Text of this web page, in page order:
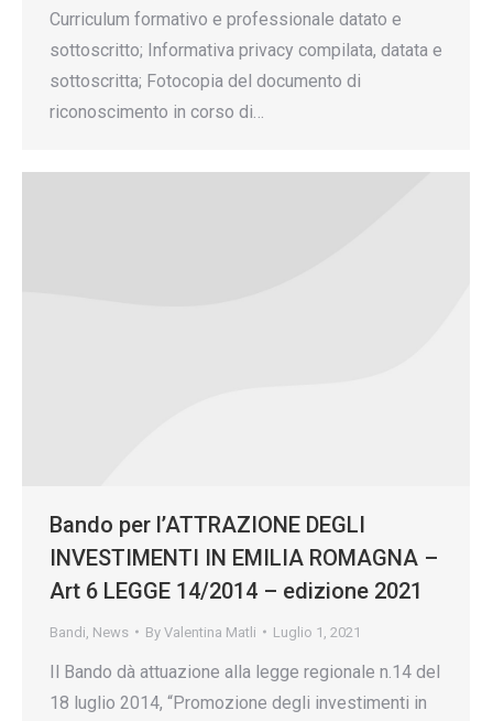
Curriculum formativo e professionale datato e
sottoscritto; Informativa privacy compilata, datata e
sottoscritta; Fotocopia del documento di
riconoscimento in corso di…
Bando per l’ATTRAZIONE DEGLI
INVESTIMENTI IN EMILIA ROMAGNA –
Art 6 LEGGE 14/2014 – edizione 2021
Bandi News By Valentina Matli Luglio 1, 2021
Il Bando dà attuazione alla legge regionale n.14 del
18 luglio 2014, “Promozione degli investimenti in